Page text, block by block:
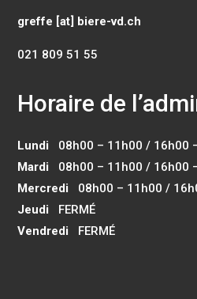
greffe [at] biere-vd.ch
021 809 51 55
Horaire de
Lundi 08h00 – 11h00 / 16h00
Mardi 08h00 – 11h00 / 16h00
Mercredi 08h00 – 11h00 /
Jeudi FERMÉ
Vendredi FERMÉ